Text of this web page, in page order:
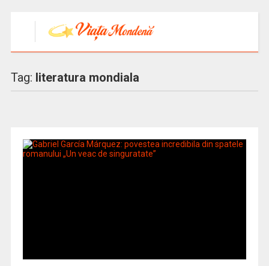
Tag: literatura mondiala